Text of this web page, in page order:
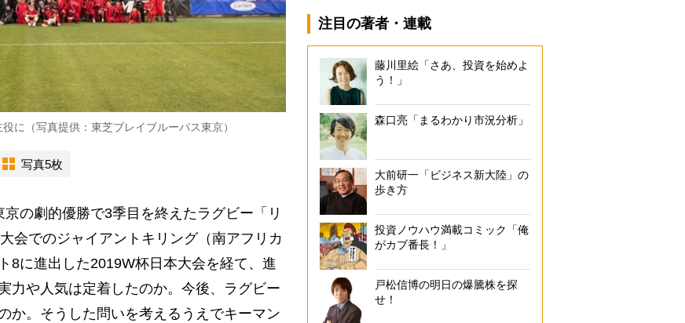
に（写真提供：東芝ブレイブルーパス東京）
写真5枚
の劇的優勝で3季目を終えたラグビー「リ
会でのジャイアントキリング（南アフリカ
8に進出した2019W杯日本大会を経て、進
力や人気は定着したのか。今後、ラグビー
か。そうした問いを考えるうえでキーマン
注目の著者・連載
藤川里絵「さあ、投資を始めよ
う！」
森口亮「まるわかり市況分析」
大前研一「ビジネス新大陸」の
歩き方
投資ノウハウ満載コミック「俺
がカブ番長！」
戸松信博の明日の爆騰株を探
せ！